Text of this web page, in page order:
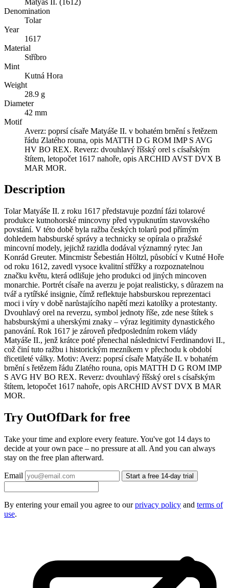
Denomination
Tolar
Year
1617
Material
Stříbro
Mint
Kutná Hora
Weight
28.9 g
Diameter
42 mm
Motif
Averz: poprsí císaře Matyáše II. v bohatém brnění s řetězem
řádu Zlatého rouna, opis MATTH D G ROM IMP S AVG
HV BO REX. Reverz: dvouhlavý říšský orel s císařským
štítem, letopočet 1617 nahoře, opis ARCHID AVST DVX B
MAR MOR.
Description
Tolar Matyáše II. z roku 1617 představuje pozdní fázi tolarové
produkce kutnohorské mincovny před vypuknutím stavovského
povstání. V této době byla ražba českých tolarů pod přímým
dohledem habsburské správy a technicky se opírala o pražské
mincovní modely, jejichž razidla dodával významný rytec Jan
Konrád Greuter. Mincmistr Šebestián Höltzl, působící v Kutné Hoře
od roku 1612, zavedl vysoce kvalitní střížky a rozpoznatelnou
značku květu, která odlišuje jeho produkci od jiných mincoven
monarchie. Portrét císaře na averzu je pojat realisticky, s důrazem na
tvář a rytířské insignie, čímž reflektuje habsburskou reprezentaci
moci i víry v době narůstajícího napětí mezi katolíky a protestanty.
Dvouhlavý orel na reverzu, symbol jednoty říše, zde nese štítek s
habsburskými a uherskými znaky – výraz legitimity dynastického
panování. Rok 1617 je zároveň předposledním rokem vlády
Matyáše II., jenž krátce poté přenechal následnictví Ferdinandovi II.,
což činí tuto ražbu i historickým mezníkem v přechodu k období
třicetileté války. Motiv: Averz: poprsí císaře Matyáše II. v bohatém
brnění s řetězem řádu Zlatého rouna, opis MATTH D G ROM IMP
S AVG HV BO REX. Reverz: dvouhlavý říšský orel s císařským
štítem, letopočet 1617 nahoře, opis ARCHID AVST DVX B MAR
MOR.
Try OutOfDark for free
Take your time and explore every feature. You've got 14 days to
decide at your own pace – no pressure at all. And you can always
stay on the free plan afterward.
Email Start a free 14-day trial
By entering your email you agree to ourprivacy policy and terms of
use.